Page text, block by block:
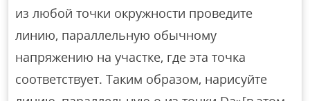
из любой точки окружности проведите
линию, параллельную обычному
напряжению на участке, где эта точка
соответствует. Таким образом, нарисуйте